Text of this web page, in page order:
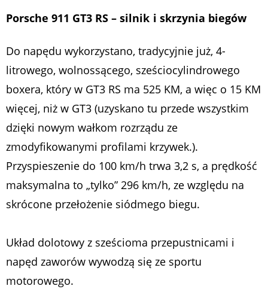
Porsche 911 GT3 RS – silnik i skrzynia biegów
Do napędu wykorzystano, tradycyjnie już, 4-
litrowego, wolnossącego, sześciocylindrowego
boxera, który w GT3 RS ma 525 KM, a więc o 15 KM
więcej, niż w GT3 (uzyskano tu przede wszystkim
dzięki nowym wałkom rozrządu ze
zmodyfikowanymi profilami krzywek.).
Przyspieszenie do 100 km/h trwa 3,2 s, a prędkość
maksymalna to „tylko” 296 km/h, ze względu na
skrócone przełożenie siódmego biegu.
Układ dolotowy z sześcioma przepustnicami i
napęd zaworów wywodzą się ze sportu
motorowego.